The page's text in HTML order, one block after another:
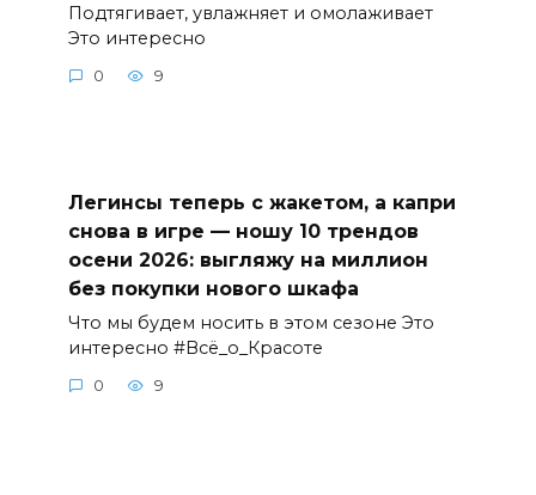
Подтягивает, увлажняет и омолаживает
Это интересно
0 9
Легинсы теперь с жакетом, а капри
снова в игре — ношу 10 трендов
осени 2026: выгляжу на миллион
без покупки нового шкафа
Что мы будем носить в этом сезоне Это
интересно #Всё_о_Красоте
0 9